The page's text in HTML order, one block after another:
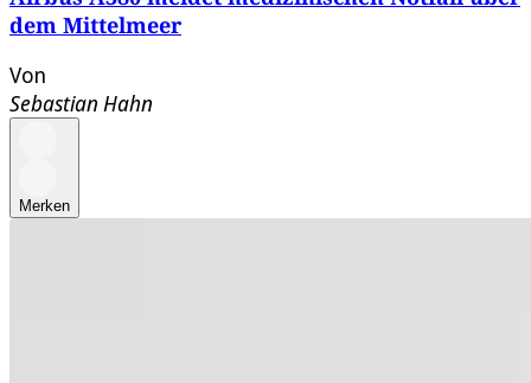
dem Mittelmeer
Von
Sebastian Hahn
Merken